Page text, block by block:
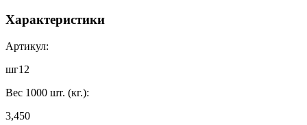
Характеристики
Артикул:
шг12
Вес 1000 шт. (кг.):
3,450